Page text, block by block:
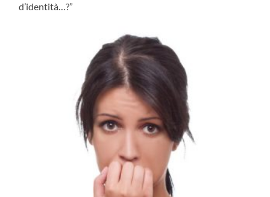
d’identità…?”